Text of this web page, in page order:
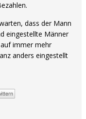
dass der Mann
eingestellte Männer
immer mehr
anders eingestellt